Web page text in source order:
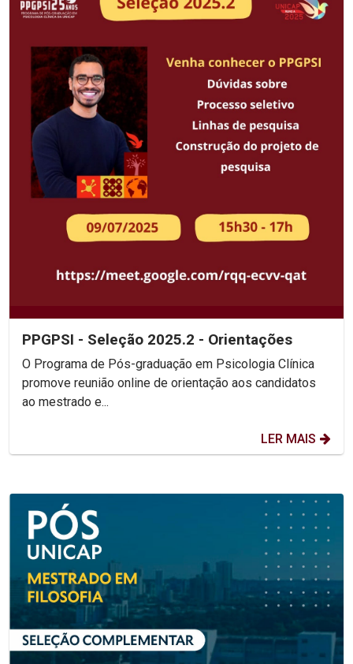
PPGPSI - Seleção 2025.2 - Orientações
O Programa de Pós-graduação em Psicologia Clínica
promove reunião online de orientação aos candidatos
ao mestrado e...
LER MAIS